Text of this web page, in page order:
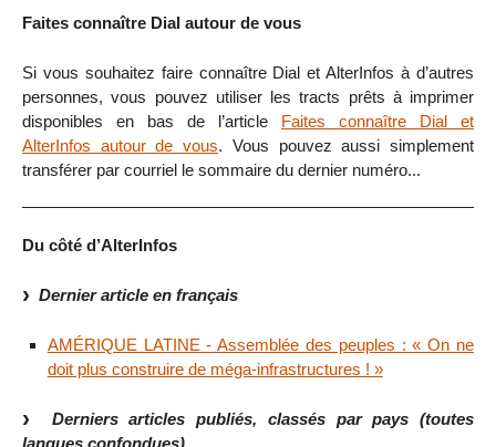
Faites connaître Dial autour de vous
Si vous souhaitez faire connaître Dial et AlterInfos à d’autres
personnes, vous pouvez utiliser les tracts prêts à imprimer
disponibles en bas de l’article Faites connaître Dial et
AlterInfos autour de vous. Vous pouvez aussi simplement
transférer par courriel le sommaire du dernier numéro...
Du côté d’AlterInfos
Dernier article en français
AMÉRIQUE LATINE - Assemblée des peuples : « On ne
doit plus construire de méga-infrastructures ! »
Derniers articles publiés, classés par pays (toutes
langues confondues)